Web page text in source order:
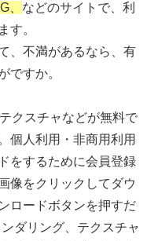
、 などのサイトで、利
す。
、不満があるなら、有
ですか。
クスチャなどが無料で
個人利用・非商用利用
をするために会員登録
像をクリックしてダウ
ロードボタンを押すだ
ダリング、テクスチャ